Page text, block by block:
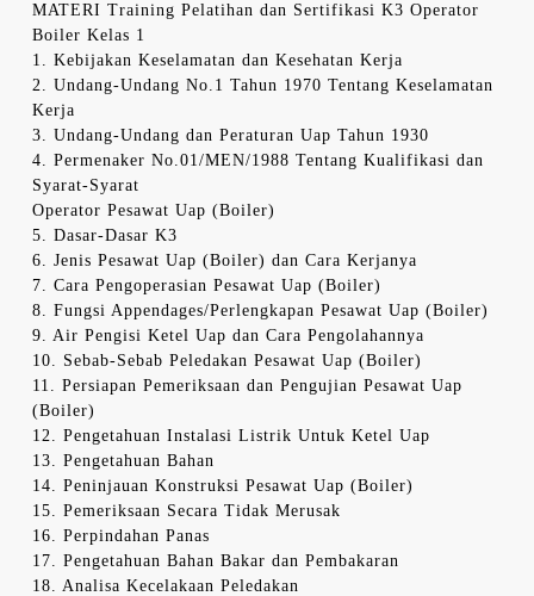
MATERI Training Pelatihan dan Sertifikasi K3 Operator
Boiler Kelas 1
1. Kebijakan Keselamatan dan Kesehatan Kerja
2. Undang-Undang No.1 Tahun 1970 Tentang Keselamatan
Kerja
3. Undang-Undang dan Peraturan Uap Tahun 1930
4. Permenaker No.01/MEN/1988 Tentang Kualifikasi dan
Syarat-Syarat
Operator Pesawat Uap (Boiler)
5. Dasar-Dasar K3
6. Jenis Pesawat Uap (Boiler) dan Cara Kerjanya
7. Cara Pengoperasian Pesawat Uap (Boiler)
8. Fungsi Appendages/Perlengkapan Pesawat Uap (Boiler)
9. Air Pengisi Ketel Uap dan Cara Pengolahannya
10. Sebab-Sebab Peledakan Pesawat Uap (Boiler)
11. Persiapan Pemeriksaan dan Pengujian Pesawat Uap
(Boiler)
12. Pengetahuan Instalasi Listrik Untuk Ketel Uap
13. Pengetahuan Bahan
14. Peninjauan Konstruksi Pesawat Uap (Boiler)
15. Pemeriksaan Secara Tidak Merusak
16. Perpindahan Panas
17. Pengetahuan Bahan Bakar dan Pembakaran
18. Analisa Kecelakaan Peledakan